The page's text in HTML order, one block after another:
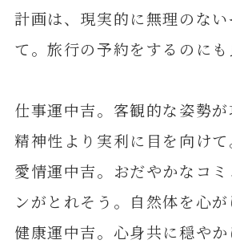
計画は、現実的に無理のな
て。旅行の予約をするのにも
仕事運中吉。客観的な姿勢が
精神性より実利に目を向けて
愛情運中吉。おだやかなコミ
ンがとれそう。自然体を心が
健康運中吉。心身共に穏やか